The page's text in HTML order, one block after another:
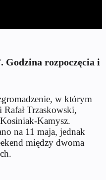
rozpoczęcia i
w którym
Trzaskowski,
Kamysz.
na 11 maja, jednak
między dwoma